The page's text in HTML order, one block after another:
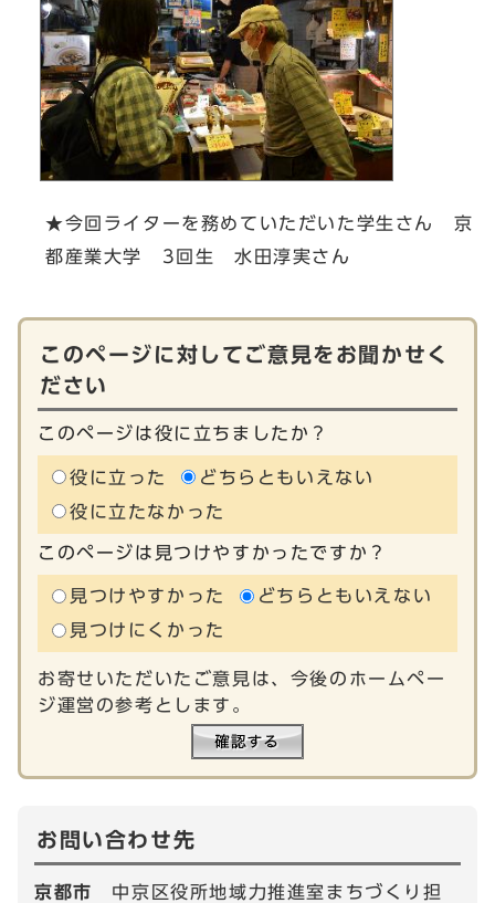
★今回ライターを務めていただいた学生さん 京
都産業大学 3回生 水田淳実さん
このページに対してご意見をお聞かせく
ださい
このページは役に立ちましたか？
役に立った
どちらともいえない
役に立たなかった
このページは見つけやすかったですか？
見つけやすかった
どちらともいえない
見つけにくかった
お寄せいただいたご意見は、今後のホームペー
ジ運営の参考とします。
お問い合わせ先
京都市 中京区役所地域力推進室まちづくり担